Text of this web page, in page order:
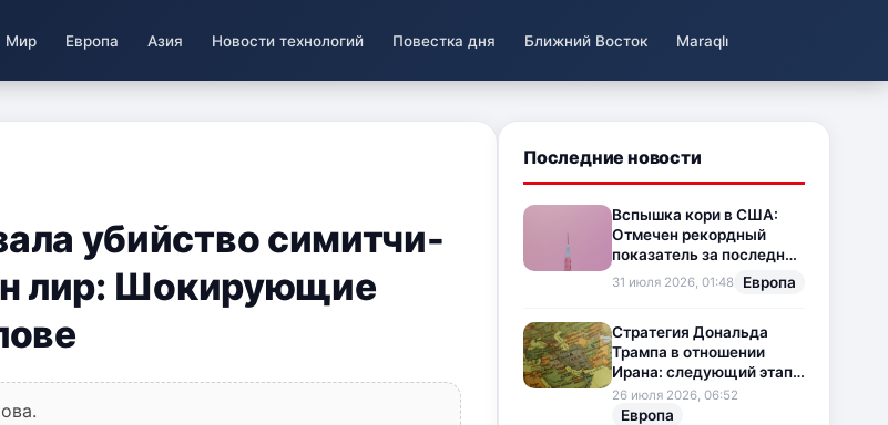
Мир Европа Азия Новости технологий Повестка дня Ближний Восток Maraqlı
убийство симитчи-
лир: Шокирующие
Последние новости
Вспышка кори в США:
Отмечен рекордный
показатель за последние
35 лет
31 июля 2026, 01:48 Европа
Стратегия Дональда
Трампа в отношении
Ирана: следующий этап
напряженности на
Ближнем Востоке
26 июля 2026, 06:52
Европа